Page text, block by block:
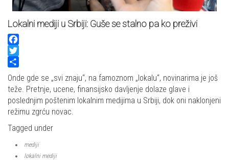
Lokalni mediji u Srbiji: Guše se stalno pa ko preživi
Facebook
Twitter
Share
Onde gde se „svi znaju“, na famoznom „lokalu“, novinarima je još
teže. Pretnje, ucene, finansijsko davljenje dolaze glave i
poslednjim poštenim lokalnim medijima u Srbiji, dok oni naklonjeni
režimu zgrću novac.
Tagged under
mediji
lokalni mediji